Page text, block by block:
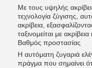
Με τους υψηλής
τεχνολογία ζύγισης,
ακρίβεια,
ταξινομείται με
Βαθμός προστασίας
Η αυτόματη ζυγαριά
πράγμα που σημαίνει